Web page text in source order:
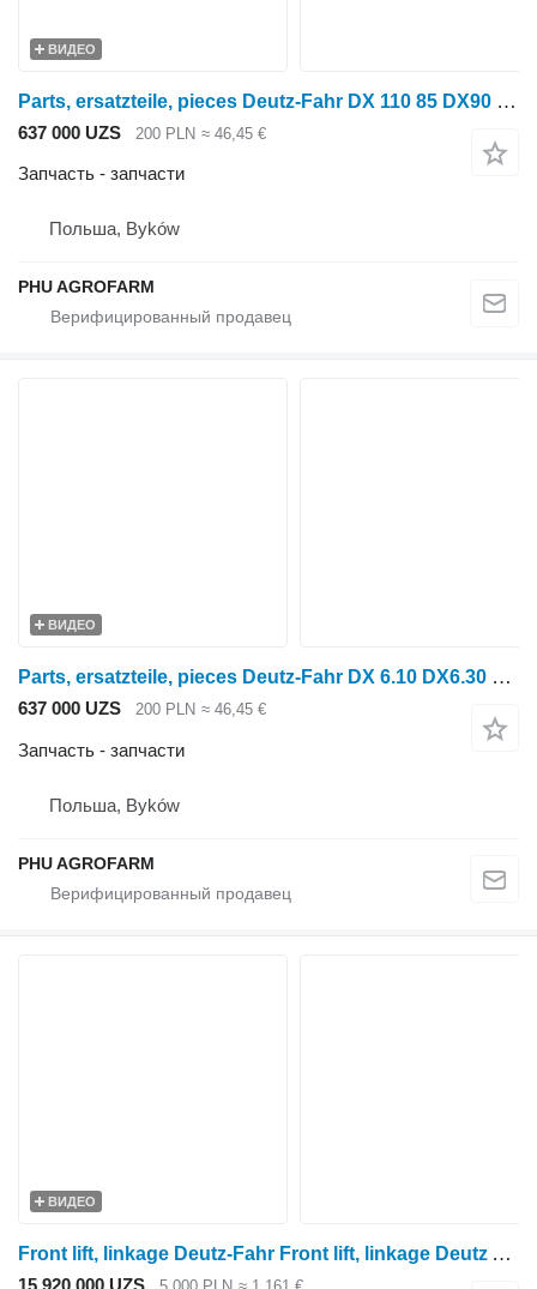
ВИДЕО
Parts, ersatzteile, pieces Deutz-Fahr DX 110 85 DX90 parts, ersatzteile, pieces для трактора колесного Deutz-Fahr DX 110 85 DX90
637 000 UZS 200 PLN ≈ 46,45 €
Запчасть - запчасти
Польша, Byków
PHU AGROFARM
ВИДЕО
Parts, ersatzteile, pieces Deutz-Fahr DX 6.10 DX6.30 6.50 parts, ersatzteile, pieces для трактора колесного Deutz-Fahr DX 6.10 DX6.30 6.50
637 000 UZS 200 PLN ≈ 46,45 €
Запчасть - запчасти
Польша, Byków
PHU AGROFARM
ВИДЕО
Front lift, linkage Deutz-Fahr Front lift, linkage Deutz Agrotron 6150.4 002052734 для трактора колесного Deutz-Fahr Agrotron 6150.4
15 920 000 UZS